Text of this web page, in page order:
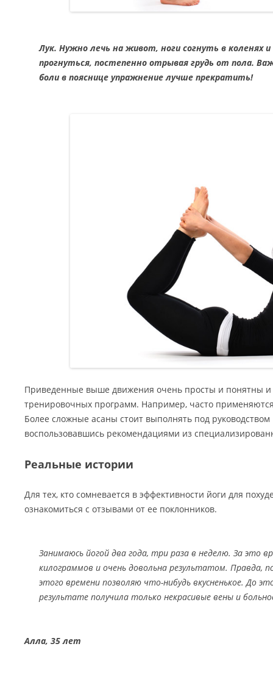
Лук. Нужно лечь на живот, ноги согнуть в коленях
прогнуться, постепенно отрывая грудь от пола.
боли в пояснице упражнение лучше прекратить!
Приведенные выше движения очень просты и понятны и
тренировочных программ. Например, часто
Более сложные асаны стоит выполнять под руководством
воспользовавшись рекомендациями из
Реальные истории
Для тех, кто сомневается в эффективности йоги для
ознакомиться с отзывами от ее поклонников.
Занимаюсь йогой два года, три раза в неделю. За это
килограммов и очень довольна результатом. Правда,
этого времени позволяю что-нибудь вкусненькое. До
результате получила только некрасивые вены и
Алла, 35 лет